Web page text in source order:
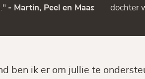
- Martin, Peel en Maas
dochter
ben ik er om jullie te